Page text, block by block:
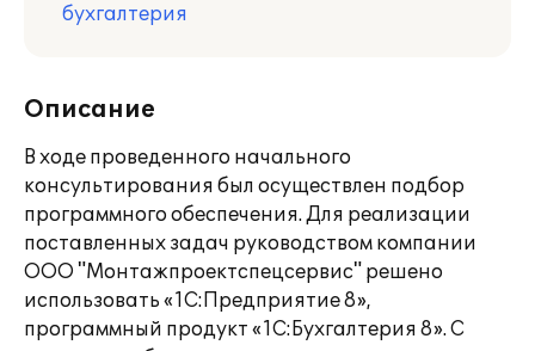
бухгалтерия
Описание
В ходе проведенного начального
консультирования был осуществлен подбор
программного обеспечения. Для реализации
поставленных задач руководством компании
ООО "Монтажпроектспецсервис" решено
использовать «1С:Предприятие 8»,
программный продукт «1С:Бухгалтерия 8». С